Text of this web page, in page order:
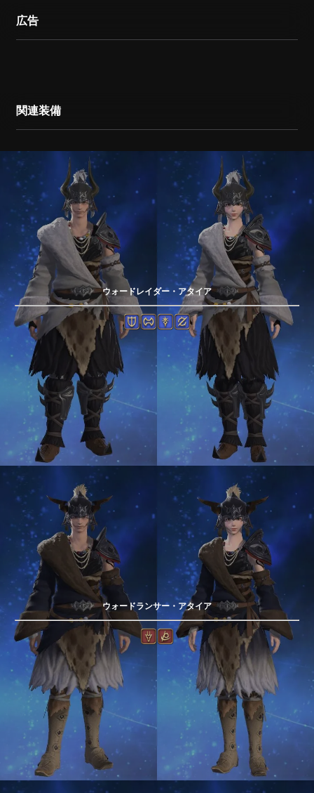
広告
関連装備
ウォードレイダー・アタイア
ウォードランサー・アタイア